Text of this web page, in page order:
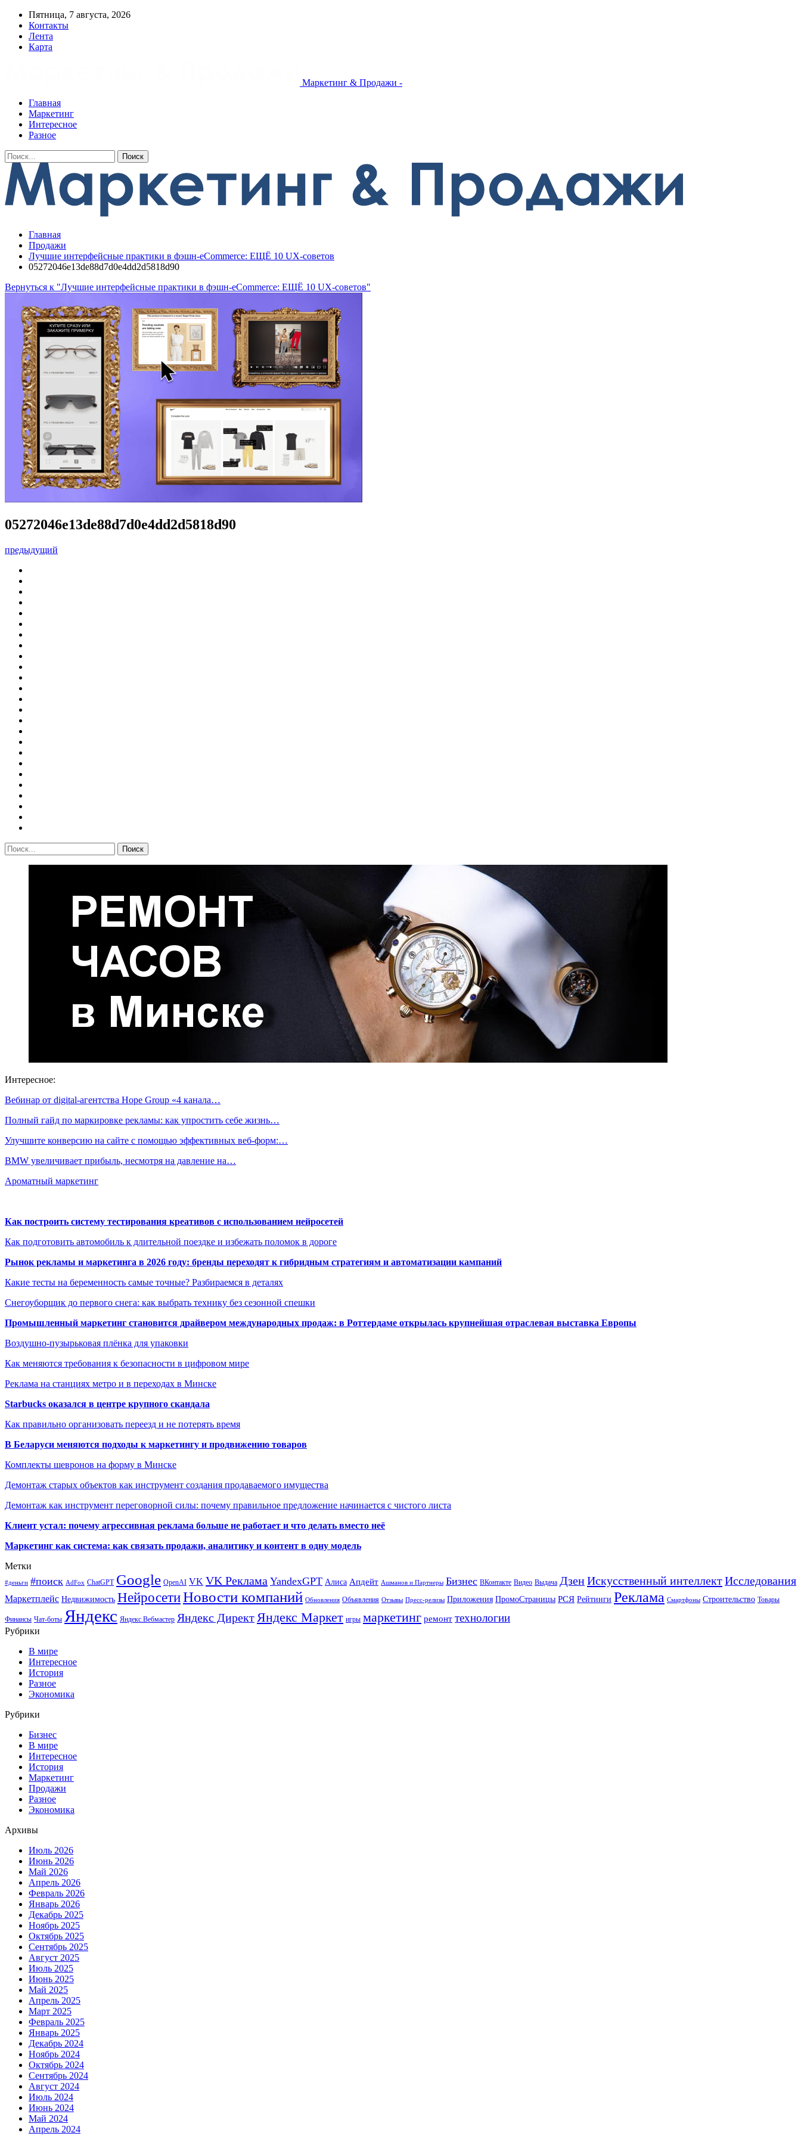
Пятница, 7 августа, 2026
Контакты
Лента
Карта
Маркетинг & Продажи -
Главная
Маркетинг
Интересное
Разное
Главная
Продажи
Лучшие интерфейсные практики в фэшн-eCommerce: ЕЩЁ 10 UX-советов
05272046e13de88d7d0e4dd2d5818d90
Вернуться к "Лучшие интерфейсные практики в фэшн-eCommerce: ЕЩЁ 10 UX-советов"
05272046e13de88d7d0e4dd2d5818d90
предыдущий
Интересное:
Вебинар от digital-агентства Hope Group «4 канала…
Полный гайд по маркировке рекламы: как упростить себе жизнь…
Улучшите конверсию на сайте с помощью эффективных веб-форм:…
BMW увеличивает прибыль, несмотря на давление на…
Ароматный маркетинг
Как построить систему тестирования креативов с использованием нейросетей
Как подготовить автомобиль к длительной поездке и избежать поломок в дороге
Рынок рекламы и маркетинга в 2026 году: бренды переходят к гибридным стратегиям и автоматизации кампаний
Какие тесты на беременность самые точные? Разбираемся в деталях
Снегоуборщик до первого снега: как выбрать технику без сезонной спешки
Промышленный маркетинг становится драйвером международных продаж: в Роттердаме открылась крупнейшая отраслевая выставка Европы
Воздушно-пузырьковая плёнка для упаковки
Как меняются требования к безопасности в цифровом мире
Реклама на станциях метро и в переходах в Минске
Starbucks оказался в центре крупного скандала
Как правильно организовать переезд и не потерять время
В Беларуси меняются подходы к маркетингу и продвижению товаров
Комплекты шевронов на форму в Минске
Демонтаж старых объектов как инструмент создания продаваемого имущества
Демонтаж как инструмент переговорной силы: почему правильное предложение начинается с чистого листа
Клиент устал: почему агрессивная реклама больше не работает и что делать вместо неё
Маркетинг как система: как связать продажи, аналитику и контент в одну модель
Метки
#деньги #поиск AdFox ChatGPT Google OpenAI VK VK Реклама YandexGPT Алиса Апдейт Ашманов и Партнеры Бизнес ВКонтакте Видео Выдача ДзенИскусственный интеллектИсследования
Маркетплейс Недвижимость НейросетиНовости компаний Обновления Объявления Отзывы Пресс-релизы Приложения ПромоСтраницы РСЯ Рейтинги Реклама Смартфоны Строительство Товары
Финансы Чат-боты Яндекс Яндекс.Вебмастер Яндекс Директ Яндекс Маркет игры маркетинг ремонт технологии
Рубрики
В мире
Интересное
История
Разное
Экономика
Рубрики
Бизнес
В мире
Интересное
История
Маркетинг
Продажи
Разное
Экономика
Архивы
Июль 2026
Июнь 2026
Май 2026
Апрель 2026
Февраль 2026
Январь 2026
Декабрь 2025
Ноябрь 2025
Октябрь 2025
Сентябрь 2025
Август 2025
Июль 2025
Июнь 2025
Май 2025
Апрель 2025
Март 2025
Февраль 2025
Январь 2025
Декабрь 2024
Ноябрь 2024
Октябрь 2024
Сентябрь 2024
Август 2024
Июль 2024
Июнь 2024
Май 2024
Апрель 2024